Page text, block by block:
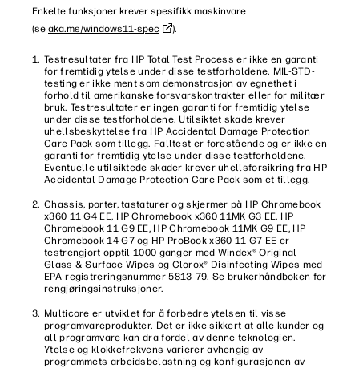
Enkelte funksjoner krever spesifikk maskinvare
(se aka.ms/windows11-spec ).
Testresultater fra HP Total Test Process er ikke en garanti
for fremtidig ytelse under disse testforholdene. MIL-STD-
testing er ikke ment som demonstrasjon av egnethet i
forhold til amerikanske forsvarskontrakter eller for militær
bruk. Testresultater er ingen garanti for fremtidig ytelse
under disse testforholdene. Utilsiktet skade krever
uhellsbeskyttelse fra HP Accidental Damage Protection
Care Pack som tillegg. Falltest er forestående og er ikke en
garanti for fremtidig ytelse under disse testforholdene.
Eventuelle utilsiktede skader krever uhellsforsikring fra HP
Accidental Damage Protection Care Pack som et tillegg.
Chassis, porter, tastaturer og skjermer på HP Chromebook
x360 11 G4 EE, HP Chromebook x360 11MK G3 EE, HP
Chromebook 11 G9 EE, HP Chromebook 11MK G9 EE, HP
Chromebook 14 G7 og HP ProBook x360 11 G7 EE er
testrengjort opptil 1000 ganger med Windex® Original
Glass & Surface Wipes og Clorox® Disinfecting Wipes med
EPA-registreringsnummer 5813-79. Se brukerhåndboken for
rengjøringsinstruksjoner.
Multicore er utviklet for å forbedre ytelsen til visse
programvareprodukter. Det er ikke sikkert at alle kunder og
all programvare kan dra fordel av denne teknologien.
Ytelse og klokkefrekvens varierer avhengig av
programmets arbeidsbelastning og konfigurasjonen av